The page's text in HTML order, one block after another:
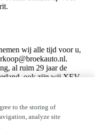
wij alle tijd voor u,
al ruim 29 jaar de
ook zijn wij XEV
van alle merken. U vindt
)
MG dealer zijn geweest.
huismerk ScoobySport
contact op voor een
to the storing of
analyze site